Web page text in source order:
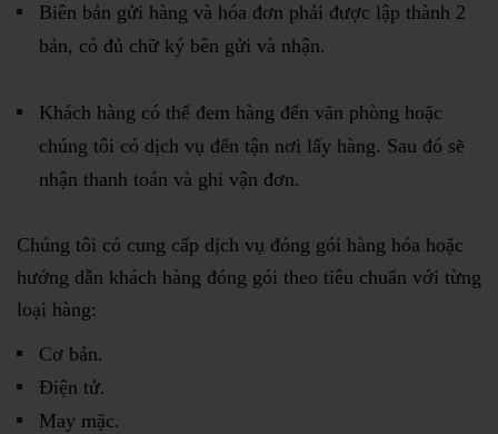
Biên bản gửi hàng và hóa đơn phải được lập thành 2
bản, có đủ chữ ký bên gửi và nhận.
Khách hàng có thể đem hàng đến văn phòng hoặc
chúng tôi có dịch vụ đến tận nơi lấy hàng. Sau đó sẽ
nhận thanh toán và ghi vận đơn.
Chúng tôi có cung cấp dịch vụ đóng gói hàng hóa hoặc
hướng dẫn khách hàng đóng gói theo tiêu chuẩn với từng
loại hàng:
Cơ bản.
Điện tử.
May mặc.